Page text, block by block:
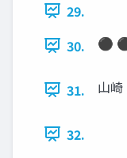
29.
30.
⚫
31. 山崎
32.